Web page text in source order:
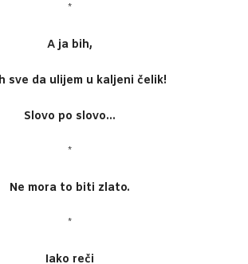
*
A ja bih,
sve da ulijem u kaljeni čelik!
Slovo po slovo…
*
Ne mora to biti zlato.
*
Iako reči